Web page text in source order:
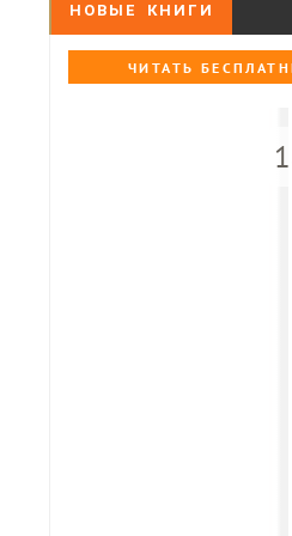
НОВЫЕ КНИГИ